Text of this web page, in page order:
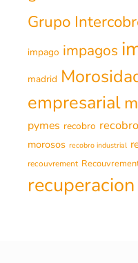
Grupo
impago impagos
madrid
empresarial
pymes recobro
morosos recobro industrial
recouvrement